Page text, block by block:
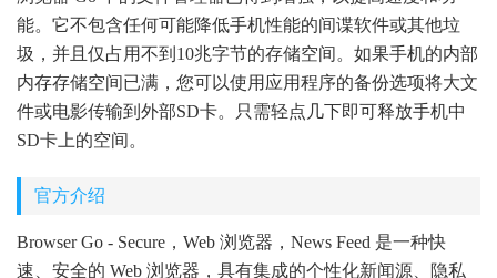
能。它不包含任何可能降低手机性能的间谍软件或其他垃
圾，并且仅占用不到10兆字节的存储空间。如果手机的内部
内存存储空间已满，您可以使用应用程序的备份选项将大文
件或电影传输到外部SD卡。只需轻点几下即可释放手机中
SD卡上的空间。
官方介绍
Browser Go - Secure，Web 浏览器，News Feed 是一种快
速、安全的 Web 浏览器，具有集成的个性化新闻源、隐私